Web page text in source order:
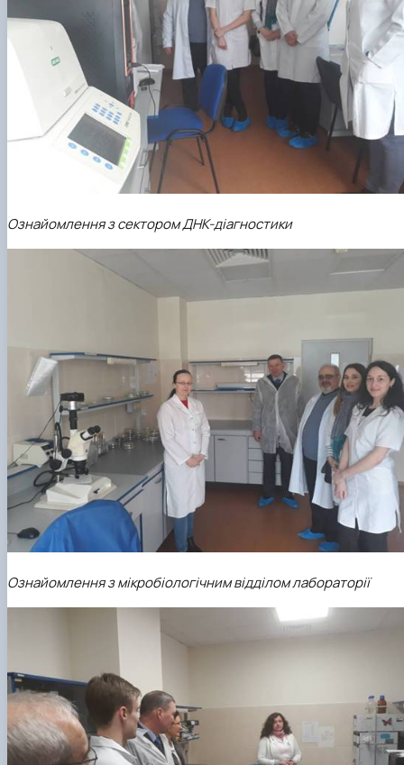
Ознайомлення з сектором ДНК-діагностики
Ознайомлення з мікробіологічним відділом лабораторії